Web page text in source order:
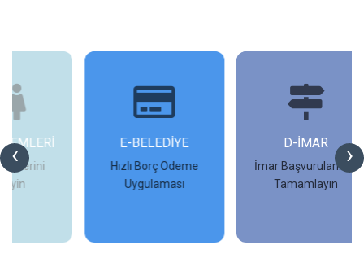
‹ ›
E-BELEDİYE
Hızlı Borç Ödeme
Uygulaması
İmar Başvurularınızı
Tamamlayın